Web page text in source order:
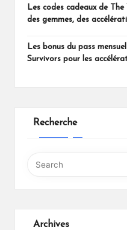
Les codes cadeaux de
des gemmes, des
Les bonus du pass
Survivors pour les
Recherche
Archives